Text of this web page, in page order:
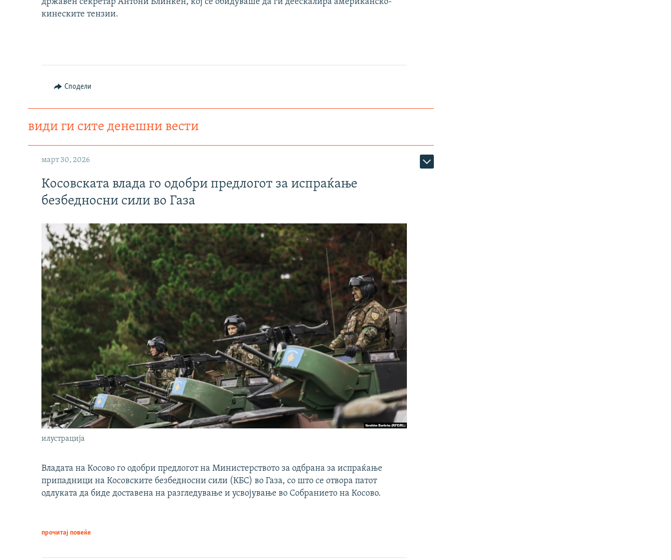
кинеските тензии.
Сподели
види ги сите денешни вести
март 30, 2026
Косовската влада го одобри предлогот за испраќање
безбедносни сили во Газа
илустрација
Владата на Косово го одобри предлогот на Министерството за одбрана за испраќање
припадници на Косовските безбедносни сили (КБС) во Газа, со што се отвора патот
одлуката да биде доставена на разгледување и усвојување во Собранието на Косово.
прочитај повеќе